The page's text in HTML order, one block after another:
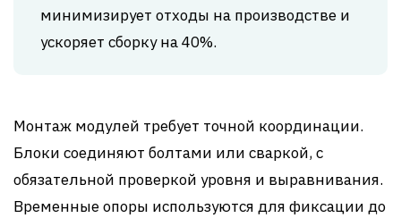
минимизирует отходы на производстве и
ускоряет сборку на 40%.
Монтаж модулей требует точной координации.
Блоки соединяют болтами или сваркой, с
обязательной проверкой уровня и выравнивания.
Временные опоры используются для фиксации до